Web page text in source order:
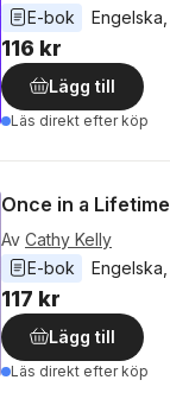
E-bok
Engelska
116 kr
Lägg till
Läs direkt efter köp
Once in a Lifetime
Av Cathy Kelly
E-bok
Engelska
117 kr
Lägg till
Läs direkt efter köp